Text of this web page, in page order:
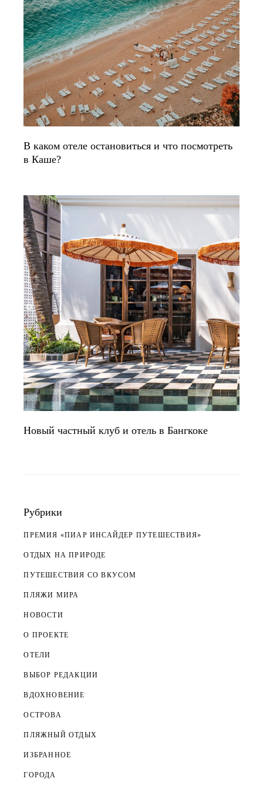
В каком отеле остановиться и что посмотреть
в Каше?
Новый частный клуб и отель в Бангкоке
Рубрики
ПРЕМИЯ «ПИАР ИНСАЙДЕР ПУТЕШЕСТВИЯ»
ОТДЫХ НА ПРИРОДЕ
ПУТЕШЕСТВИЯ СО ВКУСОМ
ПЛЯЖИ МИРА
НОВОСТИ
О ПРОЕКТЕ
ОТЕЛИ
ВЫБОР РЕДАКЦИИ
ВДОХНОВЕНИЕ
ОСТРОВА
ПЛЯЖНЫЙ ОТДЫХ
ИЗБРАННОЕ
ГОРОДА